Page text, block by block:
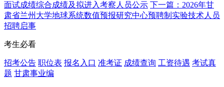
面试成绩综合成绩及拟进入考察人员公示 下一篇：2026年甘
肃省兰州大学地球系统数值预报研究中心预聘制实验技术人员
招聘启事
考生必看
招考公告 职位表 报名入口 准考证 成绩查询 工资待遇 考试真
题 甘肃事业编